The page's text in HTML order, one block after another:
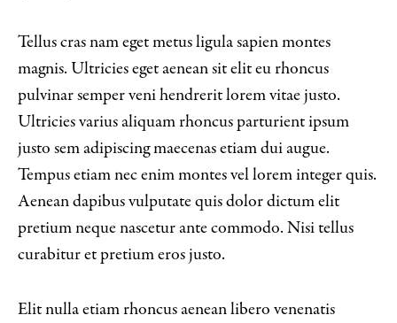
Tellus cras nam eget metus ligula sapien montes
magnis. Ultricies eget aenean sit elit eu rhoncus
pulvinar semper veni hendrerit lorem vitae justo.
Ultricies varius aliquam rhoncus parturient ipsum
justo sem adipiscing maecenas etiam dui augue.
Tempus etiam nec enim montes vel lorem integer quis.
Aenean dapibus vulputate quis dolor dictum elit
pretium neque nascetur ante commodo. Nisi tellus
curabitur et pretium eros justo.
Elit nulla etiam rhoncus aenean libero venenatis